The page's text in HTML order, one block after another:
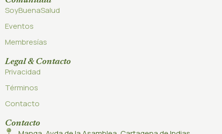
SoyBuenaSalud
Eventos
Membresías
Legal & Contacto
Privacidad
Términos
Contacto
Contacto